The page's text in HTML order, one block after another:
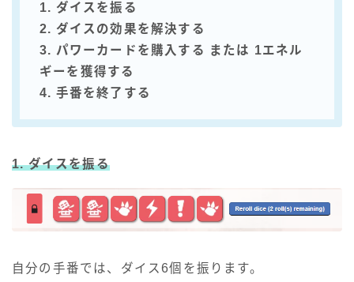
1. ダイスを振る
2. ダイスの効果を解決する
3. パワーカードを購入する または 1エネル
ギーを獲得する
4. 手番を終了する
1. ダイスを振る
自分の手番では、ダイス6個を振ります。